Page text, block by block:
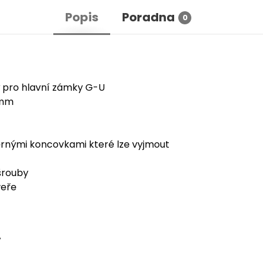
Popis Poradna 0
hlavní zámky G-U
koncovkami které lze vyjmout